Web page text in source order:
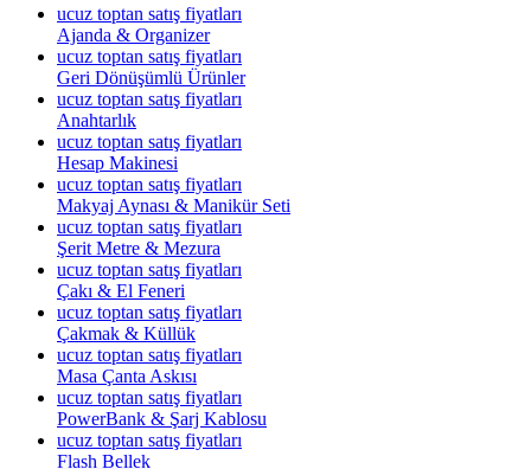
ucuz toptan satış fiyatları
Ajanda & Organizer
ucuz toptan satış fiyatları
Geri Dönüşümlü Ürünler
ucuz toptan satış fiyatları
Anahtarlık
ucuz toptan satış fiyatları
Hesap Makinesi
ucuz toptan satış fiyatları
Makyaj Aynası & Manikür Seti
ucuz toptan satış fiyatları
Şerit Metre & Mezura
ucuz toptan satış fiyatları
Çakı & El Feneri
ucuz toptan satış fiyatları
Çakmak & Küllük
ucuz toptan satış fiyatları
Masa Çanta Askısı
ucuz toptan satış fiyatları
PowerBank & Şarj Kablosu
ucuz toptan satış fiyatları
Flash Bellek